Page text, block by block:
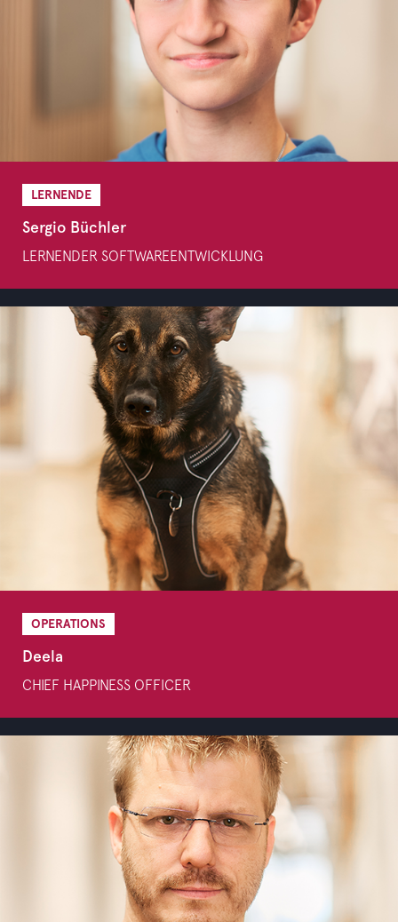
LERNENDE
Sergio Büchler
LERNENDER SOFTWAREENTWICKLUNG
OPERATIONS
Deela
CHIEF HAPPINESS OFFICER